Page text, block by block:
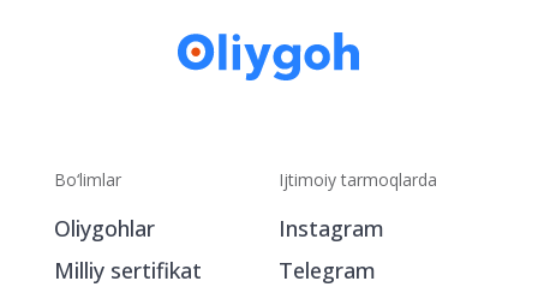
Bo‘limlar Ijtimoiy tarmoqlarda